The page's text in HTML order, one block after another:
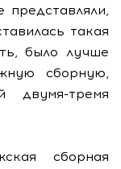
представляли,
такая
было лучше
сборную,
двумя-тремя
сборная